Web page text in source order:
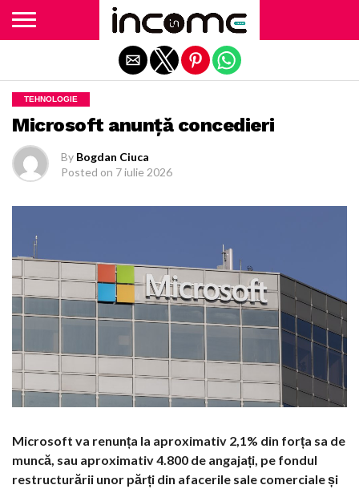
TEHNOLOGIE
Microsoft anunță concedieri
By Bogdan Ciuca
Posted on 7 iulie 2026
Microsoft va renunța la aproximativ 2,1% din forța sa de
muncă, sau aproximativ 4.800 de angajați, pe fondul
restructurării unor părți din afacerile sale comerciale și
Exit mobile version